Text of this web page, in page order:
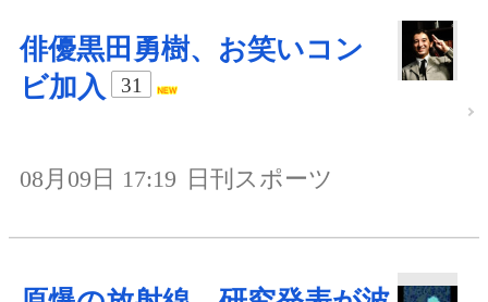
俳優黒田勇樹、お笑いコン
ビ加入
31
08月09日 17:19 日刊スポーツ